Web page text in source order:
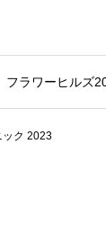
ラワーヒルズ
ク 2023